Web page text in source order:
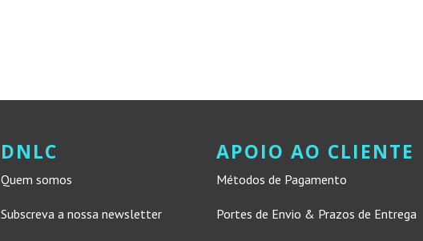
DNLC
Quem somos
Subscreva a nossa newsletter
APOIO AO CLIENTE
Métodos de Pagamento
Portes de Envio & Prazos de Entrega